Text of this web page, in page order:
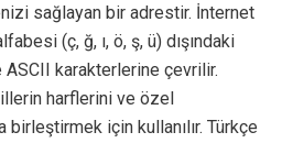
sağlayan bir adrestir. İnternet
(ç, ğ, ı, ö, ş, ü) dışındaki
ASCII karakterlerine çevrilir.
harflerini ve özel
için kullanılır. Türkçe